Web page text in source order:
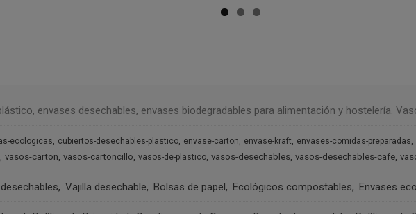
envases desechables, envases biodegradables para alimentación y hostelería.
ecologicas cubiertos-desechables-plastico envase-carton envase-kraft envases-comidas-preparadas
vasos-carton vasos-cartoncillo vasos-de-plastico vasos-desechables vasos-desechables-cafe
Vajilla desechable Bolsas de papel Ecológicos compostables Envases